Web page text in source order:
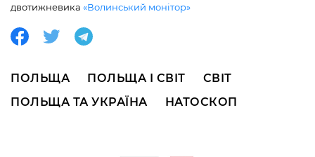
двотижневика «Волинський монітор»
ПОЛЬЩА ПОЛЬЩА І СВІТ
СВІТ
ПОЛЬЩА ТА УКРАЇНА
НАТОСКОП